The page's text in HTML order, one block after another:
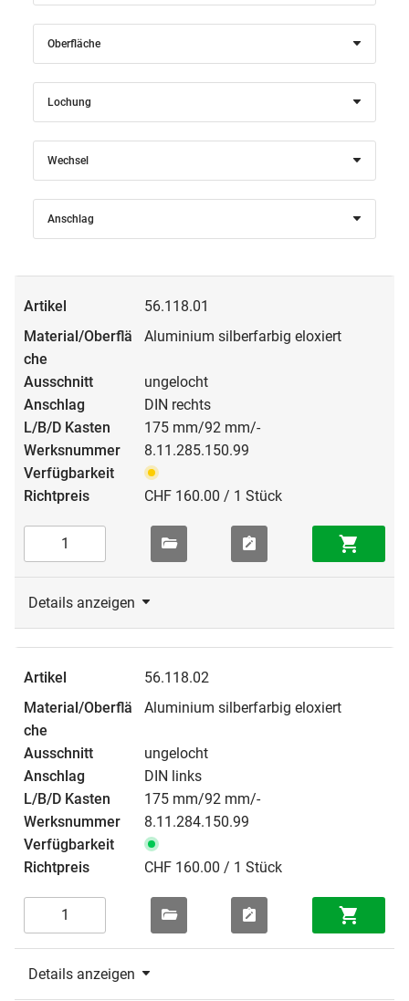
Oberfläche
Lochung
Wechsel
Anschlag
56.118.01
Aluminium silberfarbig eloxiert
ungelocht
DIN rechts
175 mm/92 mm/-
8.11.285.150.99
CHF 160.00 / 1 Stück
Details anzeigen
56.118.02
Aluminium silberfarbig eloxiert
ungelocht
DIN links
175 mm/92 mm/-
8.11.284.150.99
CHF 160.00 / 1 Stück
Details anzeigen